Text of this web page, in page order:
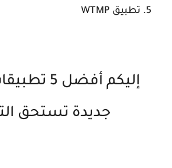
تطبيق WTMP
إليكم أفضل
جديدة تستحق